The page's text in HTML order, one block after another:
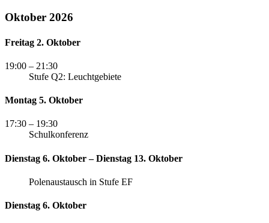
Oktober 2026
Freitag 2. Oktober
19:00 – 21:30
Stufe Q2: Leuchtgebiete
Montag 5. Oktober
17:30 – 19:30
Schulkonferenz
Dienstag 6. Oktober – Dienstag 13. Oktober
Polenaustausch in Stufe EF
Dienstag 6. Oktober